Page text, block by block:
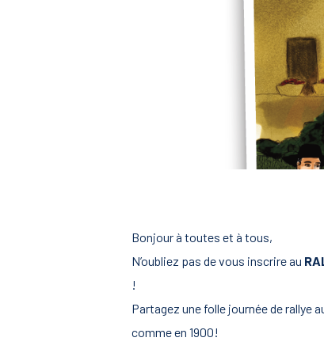
Bonjour à toutes et à tous,
N’oubliez pas de vous inscrire au
!
Partagez une folle journée de
comme en 1900!